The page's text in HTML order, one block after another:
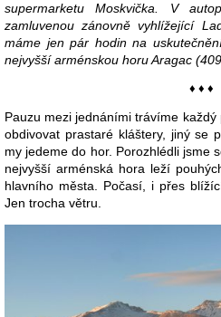
supermarketu Moskvička. V
zamluvenou zánovně vyhlížející
máme jen pár hodin na
nejvyšší arménskou horu Aragac
♦ ♦ ♦
Pauzu mezi jednáními trávíme
obdivovat prastaré kláštery, jiný se
my jedeme do hor. Porozhlédli jsme
nejvyšší arménská hora leží
hlavního města. Počasí, i přes
Jen trocha větru.